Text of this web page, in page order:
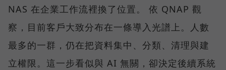
NAS 在企業工作流裡換了位置。 依 QNAP 觀
察，目前客戶大致分布在一條導入光譜上。人數
最多的一群，仍在把資料集中、分類、清理與建
立權限。這一步看似與 AI 無關，卻決定後續系統